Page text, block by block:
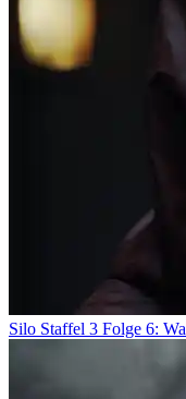
Silo Staffel 3 Folge 6: